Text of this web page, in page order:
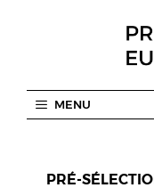
MENU
PRÉ-